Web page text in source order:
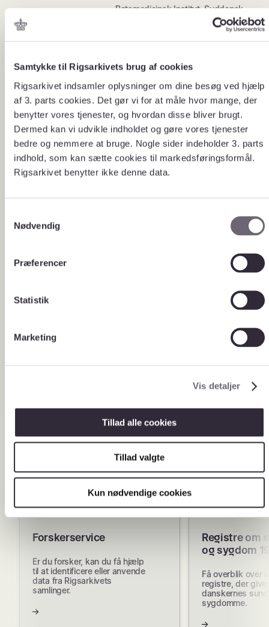
Samtykke til Rigsarkivets brug af cookies
Rigsarkivet indsamler oplysninger om dine besøg ved hjælp
af 3. parts cookies. Det gør vi for at måle hvor mange, der
benytter vores tjenester, og hvordan disse bliver brugt.
Dermed kan vi udvikle indholdet og gøre vores tjenester
bedre og nemmere at bruge. Nogle sider indeholder 3. parts
indhold, som kan sætte cookies til markedsføringsformål.
Rigsarkivet benytter ikke denne data.
Nødvendig
Præferencer
Statistik
Marketing
Vis detaljer
Tillad alle cookies
Tillad valgte
Kun nødvendige cookies
Retsmedicinsk Institut, Syddansk
Ikke oplyst
Population
Udvalgte variable
Cpr-nr.
Stamdata
Obduktionsdata
Du kan både søge i metadata for
digitalt skabte data (administrative
frit tilgængelige datasæt samt søge om
For at finde registeret skal du søge på
Forskerservice
Er du forsker, kan du få hjælp
til at identificere eller anvende
data fra Rigsarkivets
samlinger.
Registre om
og sygdom
Få overblik over
registre, der
danskernes
sygdomme.